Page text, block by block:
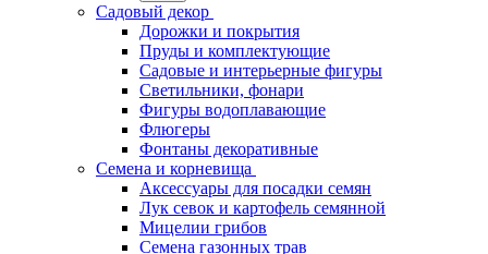
Садовый декор
Дорожки и покрытия
Пруды и комплектующие
Садовые и интерьерные фигуры
Светильники, фонари
Фигуры водоплавающие
Флюгеры
Фонтаны декоративные
Семена и корневища
Аксессуары для посадки семян
Лук севок и картофель семянной
Мицелии грибов
Семена газонных трав